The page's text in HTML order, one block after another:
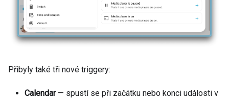
Přibyly také tři nové triggery:
Calendar— spustí se při začátku nebo konci události v